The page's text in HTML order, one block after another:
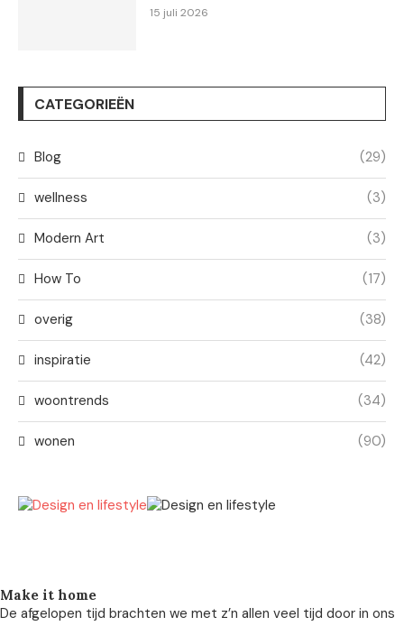
15 juli 2026
CATEGORIEËN
Blog (29)
wellness (3)
Modern Art (3)
How To (17)
overig (38)
inspiratie (42)
woontrends (34)
wonen (90)
Make it home
De afgelopen tijd brachten we met z’n allen veel tijd door in ons